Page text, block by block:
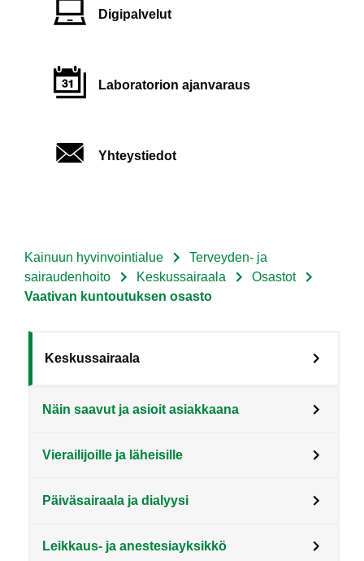
Digipalvelut
Laboratorion ajanvaraus
Yhteystiedot
Murupolku
Kainuun hyvinvointialue
Terveyden- ja
sairaudenhoito
Keskussairaala
Osastot
Vaativan kuntoutuksen osasto
Sote
Menu
Asiakkaille
level
Keskussairaala
Näin saavut ja asioit asiakkaana
Vierailijoille ja läheisille
Päiväsairaala ja dialyysi
Leikkaus- ja anestesiayksikkö